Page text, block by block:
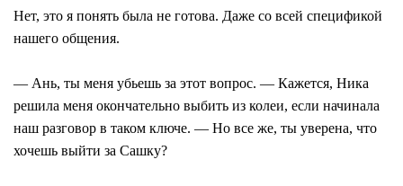
Нет, это я понять была не готова. Даже со всей спецификой
нашего общения.
— Ань, ты меня убьешь за этот вопрос. — Кажется, Ника
решила меня окончательно выбить из колеи, если начинала
наш разговор в таком ключе. — Но все же, ты уверена, что
хочешь выйти за Сашку?